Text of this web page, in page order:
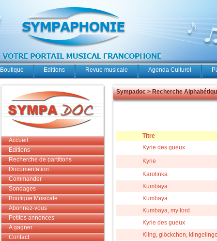
Boutique Editions Revue musicale Agenda Culturel
Accueil
Editions
Recherche de partitions
Documentation
Commander
Sondages
Boutique Musicale
Abonnez-vous
Petites annonces
A gagner
Contact
Sympadoc > Recherche
Titre
Kyrie des gueux
Kyrie
Karolinka
Kumbaya
Kumbaya
Kumbaya, my lord
Kyrie des gueux
Kling, glöckchen,